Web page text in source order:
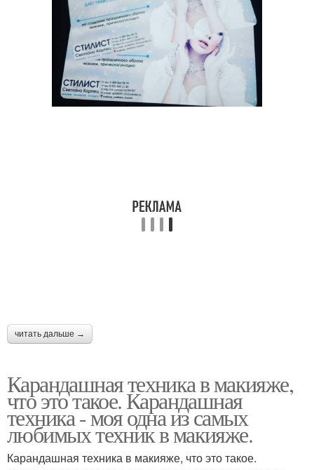
читать дальше →
Карандашная техника в макияже,
что это такое. Карандашная
техника - моя одна из самых
любимых техник в макияже.
Карандашная техника в макияже, что это такое.